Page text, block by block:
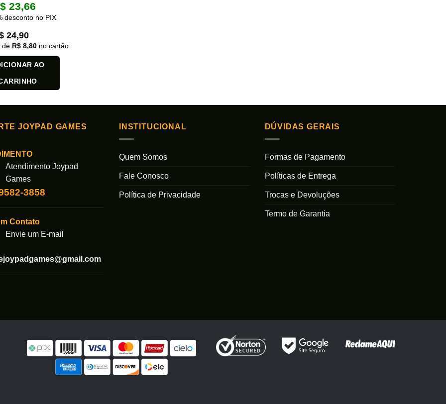
23,66
desconto no PIX
24,90
de R$8,80no cartão
AO
JOYPAD GAMES
Atendimento Joypad
Games
3858
Contato
Envie um E-mail
INSTITUCIONAL
Quem Somos
Fale Conosco
Política de Privacidade
DÚVIDAS GERAIS
Formas de Pagamento
Políticas de Entrega
Trocas e Devoluções
Termo de Garantia